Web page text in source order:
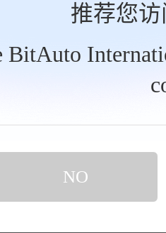
推荐您
BitAuto
NO
1856张图片